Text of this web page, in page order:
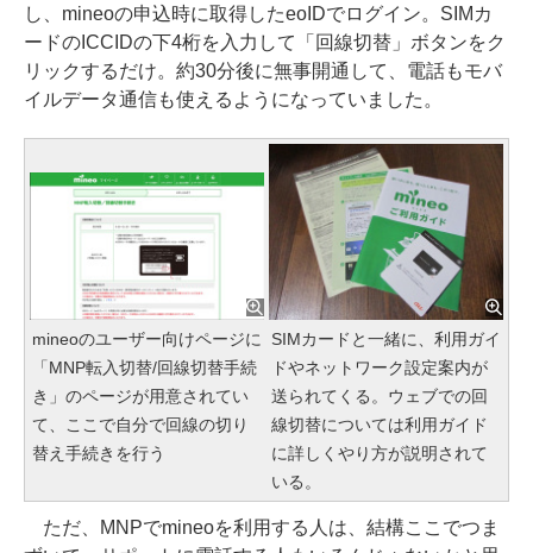
し、mineoの申込時に取得したeoIDでログイン。SIMカ
ードのICCIDの下4桁を入力して「回線切替」ボタンをク
リックするだけ。約30分後に無事開通して、電話もモバ
イルデータ通信も使えるようになっていました。
mineoのユーザー向けページに
「MNP転入切替/回線切替手続
き」のページが用意されてい
て、ここで自分で回線の切り
替え手続きを行う
SIMカードと一緒に、利用ガイ
ドやネットワーク設定案内が
送られてくる。ウェブでの回
線切替については利用ガイド
に詳しくやり方が説明されて
いる。
ただ、MNPでmineoを利用する人は、結構ここでつま